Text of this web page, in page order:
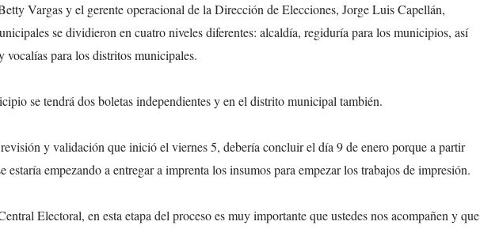
Vargas y el gerente operacional de la Dirección de Elecciones, Jorge Luis Capellán,
se dividieron en cuatro niveles diferentes: alcaldía, regiduría para los municipios, así
vocalías para los distritos municipales.
se tendrá dos boletas independientes y en el distrito municipal también.
y validación que inició el viernes 5, debería concluir el día 9 de enero porque a partir
estaría empezando a entregar a imprenta los insumos para empezar los trabajos de impresión.
Electoral, en esta etapa del proceso es muy importante que ustedes nos acompañen y que